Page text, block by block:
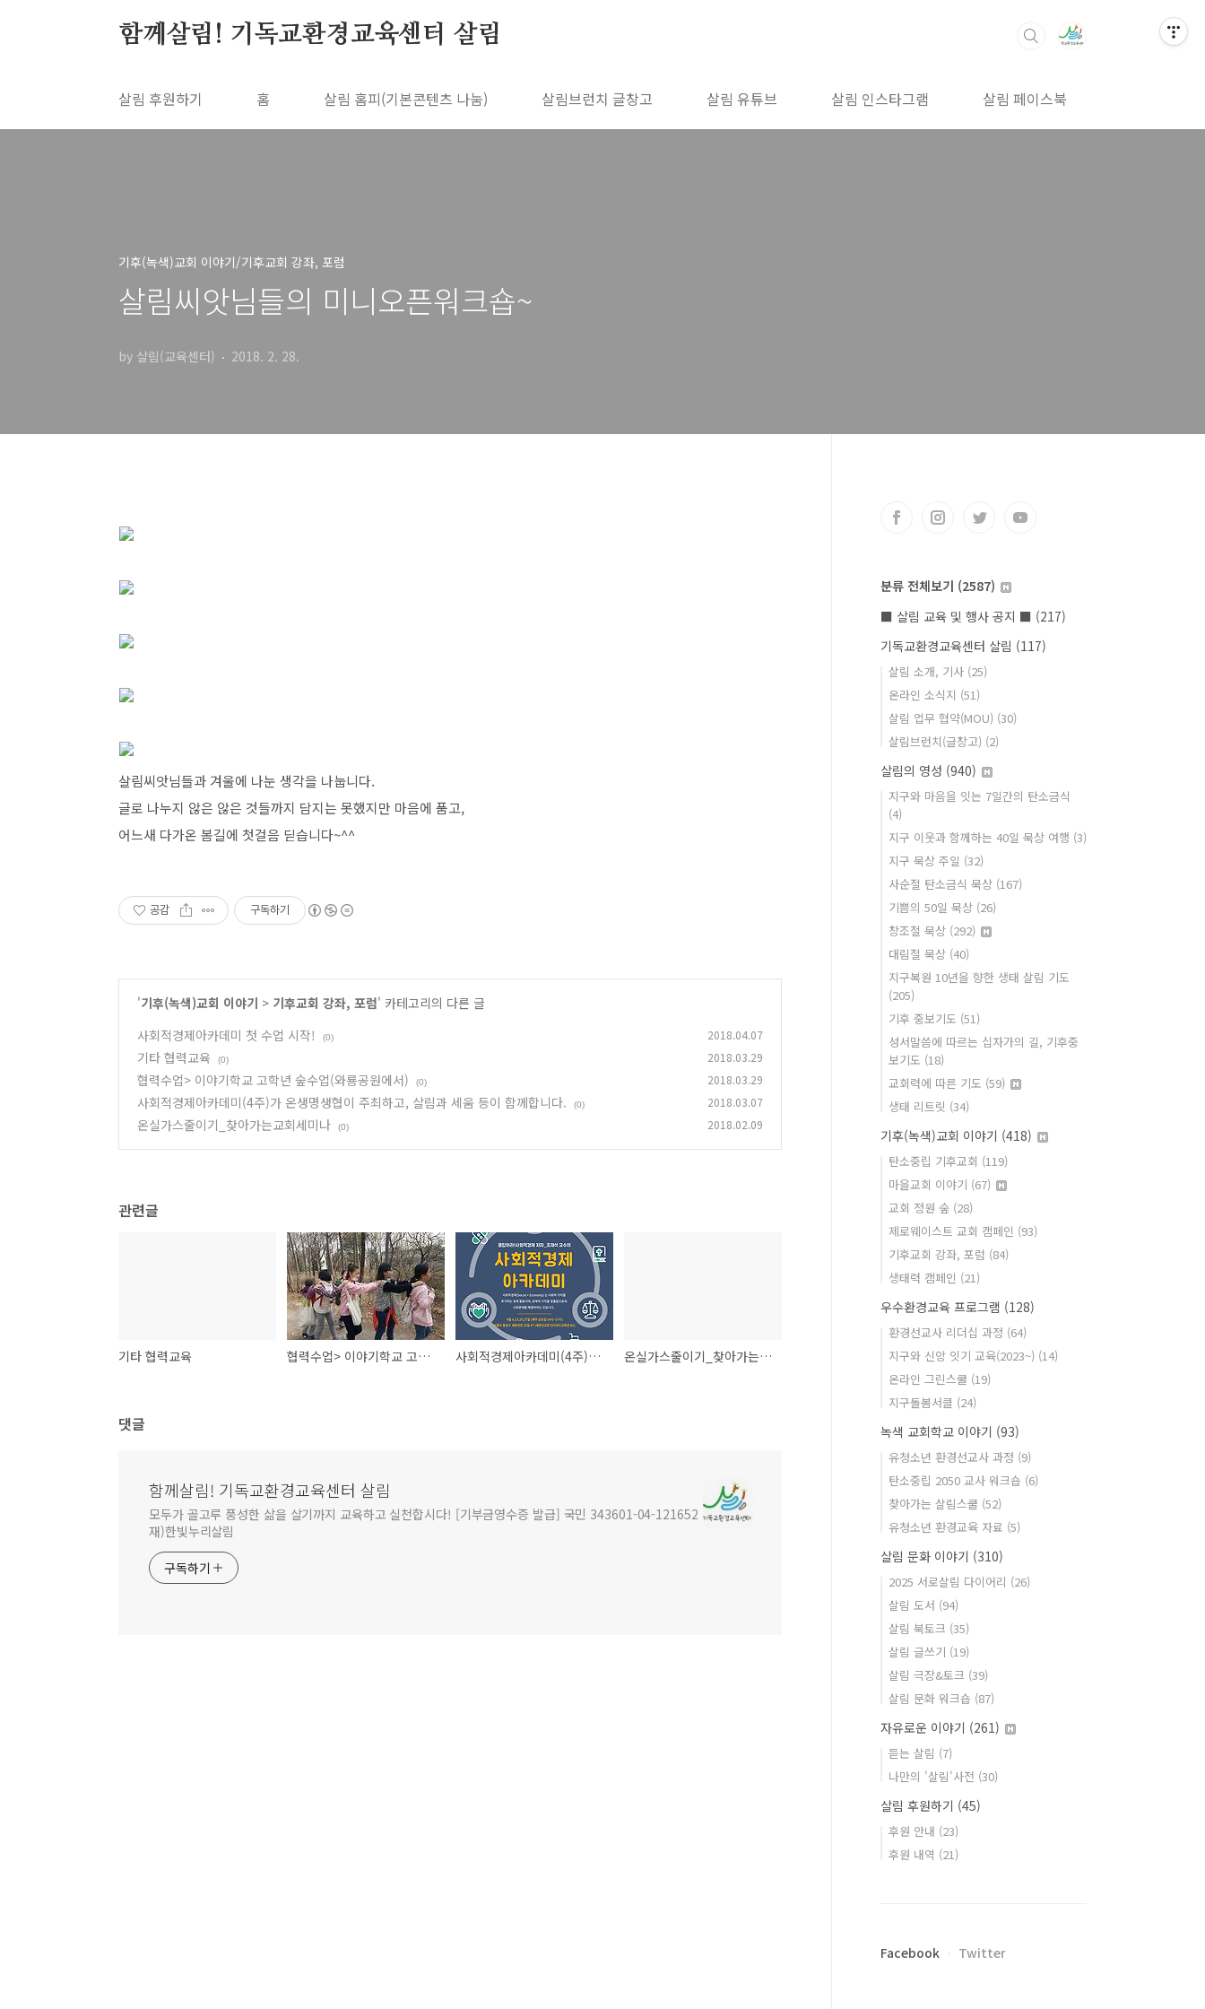
함께살림! 기독교환경교육센터 살림
살림 후원하기 홈 살림 홈피(기본콘텐츠 나눔) 살림브런치 글창고 살림 유튜브 살림 인스타그램 살림 페이스북
기후(녹색)교회 이야기/기후교회 강좌, 포럼
살림씨앗님들의 미니오픈워크숍~
by 살림(교육센터) 2018. 2. 28.
살림씨앗님들과 겨울에 나눈 생각을 나눕니다.
글로 나누지 않은 않은 것들까지 담지는 못했지만 마음에 품고,
어느새 다가온 봄길에 첫걸음 딛습니다~^^
공감 구독하기
'기후(녹색)교회 이야기 > 기후교회 강좌, 포럼' 카테고리의 다른 글
사회적경제아카데미 첫 수업 시작!
(0) 2018.04.07
기타 협력교육 (0) 2018.03.29
협력수업> 이야기학교 고학년 숲수업(와룡공원에서) (0) 2018.03.29
사회적경제아카데미(4주)가 온생명생협이 주최하고, 살림과 세움 등이 함께합니다. (0) 2018.03.07
온실가스줄이기_찾아가는교회세미나 (0) 2018.02.09
관련글
기타 협력교육 협력수업> 이야기학교 고학년 숲수업(와룡공원에서) 사회적경제아카데미(4주)가 온생명생협이 주최하고, 살림과 세움 등이 함께합니다. 온실가스줄이기_찾아가는교회세미나
댓글
함께살림! 기독교환경교육센터 살림
모두가 골고루 풍성한 삶을 살기까지 교육하고 실천합시다! [기부금영수증 발급] 국민 343601-04-121652
재)한빛누리살림
구독하기
분류 전체보기 (2587)
■ 살림 교육 및 행사 공지 ■ (217)
기독교환경교육센터 살림 (117)
살림 소개, 기사 (25)
온라인 소식지 (51)
살림 업무 협약(MOU) (30)
살림브런치(글창고) (2)
살림의 영성 (940)
지구와 마음을 잇는 7일간의 탄소금식
(4)
지구 이웃과 함께하는 40일 묵상 여행 (3)
지구 묵상 주일 (32)
사순절 탄소금식 묵상 (167)
기쁨의 50일 묵상 (26)
창조절 묵상 (292)
대림절 묵상 (40)
지구복원 10년을 향한 생태 살림 기도
(205)
기후 중보기도 (51)
성서말씀에 따르는 십자가의 길, 기후중
보기도 (18)
교회력에 따른 기도 (59)
생태 리트릿 (34)
기후(녹색)교회 이야기 (418)
탄소중립 기후교회 (119)
마을교회 이야기 (67)
교회 정원 숲 (28)
제로웨이스트 교회 캠페인 (93)
기후교회 강좌, 포럼 (84)
생태력 캠페인 (21)
우수환경교육 프로그램 (128)
환경선교사 리더십 과정 (64)
지구와 신앙 잇기 교육(2023~) (14)
온라인 그린스쿨 (19)
지구돌봄서클 (24)
녹색 교회학교 이야기 (93)
유청소년 환경선교사 과정 (9)
탄소중립 2050 교사 워크숍 (6)
찾아가는 살림스쿨 (52)
유청소년 환경교육 자료 (5)
살림 문화 이야기 (310)
2025 서로살림 다이어리 (26)
살림 도서 (94)
살림 북토크 (35)
살림 글쓰기 (19)
살림 극장&토크 (39)
살림 문화 워크숍 (87)
자유로운 이야기 (261)
듣는 살림 (7)
나만의 '살림'사전 (30)
살림 후원하기 (45)
후원 안내 (23)
후원 내역 (21)
Facebook Twitter